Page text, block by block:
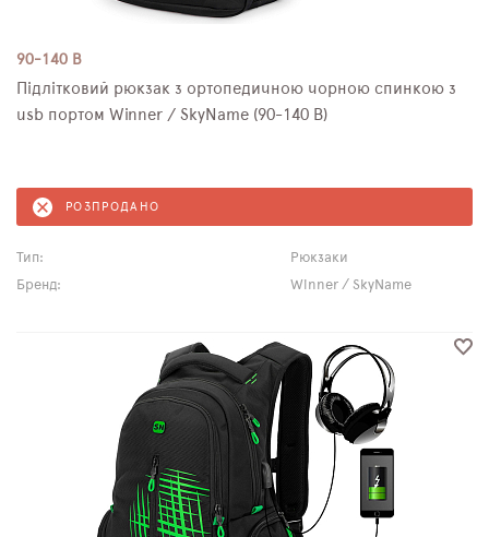
90-140 B
Підлітковий рюкзак з ортопедичною чорною спинкою з
usb портом Winner / SkyName (90-140 B)
РОЗПРОДАНО
Тип:
Рюкзаки
Бренд:
Winner / SkyName